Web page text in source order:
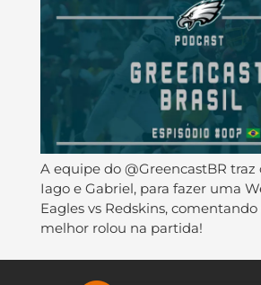
A equipe do @GreencastBR traz
Iago e Gabriel, para fazer uma
Eagles vs Redskins,
melhor rolou na partida!